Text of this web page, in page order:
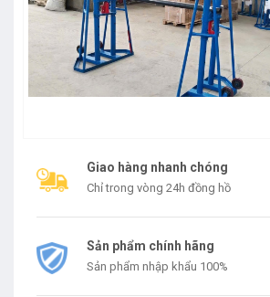
Giao hàng nhanh chóng
Chỉ trong vòng 24h đồng hồ
Sản phẩm chính hãng
Sản phẩm nhập khẩu 100%